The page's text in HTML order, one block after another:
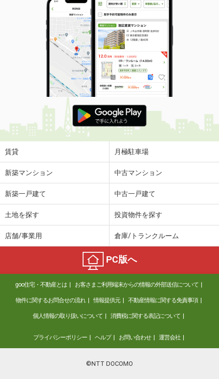
賃貸 月極駐車場
新築マンション 中古マンション
新築一戸建て 中古一戸建て
土地を探す 投資物件を探す
店舗/事業用 倉庫/トランクルーム
PC版へ
goo住宅・不動産とは お客さまご利用端末からの情報の外部送信について
物件に関するお問合せの流れ 情報提供元 不動産情報に関する免責事項
個人情報の取り扱いについて 消費税に関する表記について
プライバシーポリシー ヘルプ お問い合わせ 運営会社
©NTT DOCOMO